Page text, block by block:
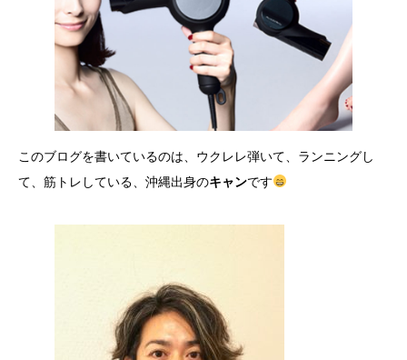
このブログを書いているのは、ウクレレ弾いて、ランニングし
て、筋トレしている、沖縄出身のキャンです